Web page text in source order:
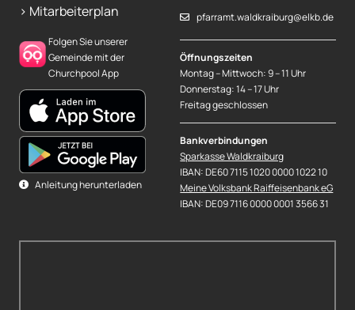
> Mitarbeiterplan
Folgen Sie unserer
Gemeinde mit der
Churchpool App
Anleitung herunterladen
pfarramt.waldkraiburg@elkb.de
Öffnungszeiten
Montag – Mittwoch: 9 – 11 Uhr
Donnerstag: 14 – 17 Uhr
Freitag geschlossen
Bankverbindungen
Sparkasse Waldkraiburg
IBAN: DE60 7115 1020 0000 1022 10
Meine Volksbank Raiffeisenbank eG
IBAN: DE09 7116 0000 0001 3566 31